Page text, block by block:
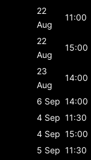
22
Aug
11:00
22
Aug
15:00
23
Aug
14:00
6 Sep 14:00
4 Sep 11:30
4 Sep 15:00
5 Sep 11:30